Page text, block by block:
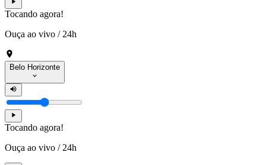
Tocando agora!
Ouça ao vivo / 24h
Belo Horizonte
Tocando agora!
Ouça ao vivo / 24h